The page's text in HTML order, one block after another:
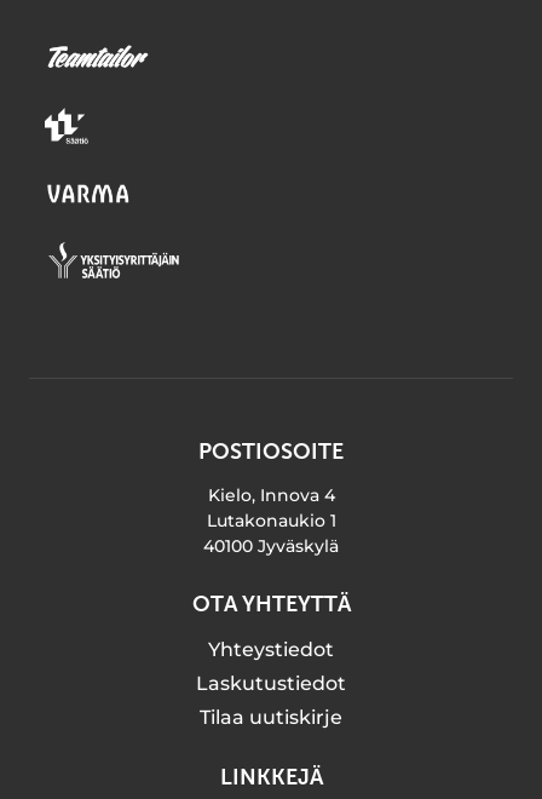
POSTIOSOITE
Kielo, Innova 4
Lutakonaukio 1
40100 Jyväskylä
OTA YHTEYTTÄ
Yhteystiedot
Laskutustiedot
Tilaa uutiskirje
LINKKEJÄ